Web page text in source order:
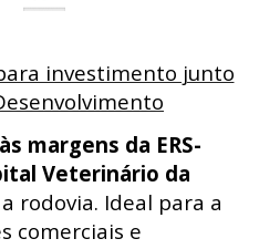
investimento junto
margens da ERS-
Veterinário da
rodovia. Ideal para a
comerciais e